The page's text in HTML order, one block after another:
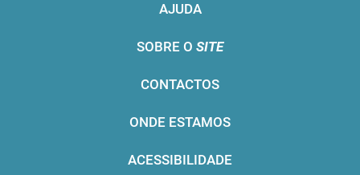
AJUDA
SOBRE O SITE
CONTACTOS
ONDE ESTAMOS
ACESSIBILIDADE